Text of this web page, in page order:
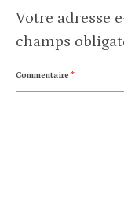
Votre adresse
champs
Commentaire *